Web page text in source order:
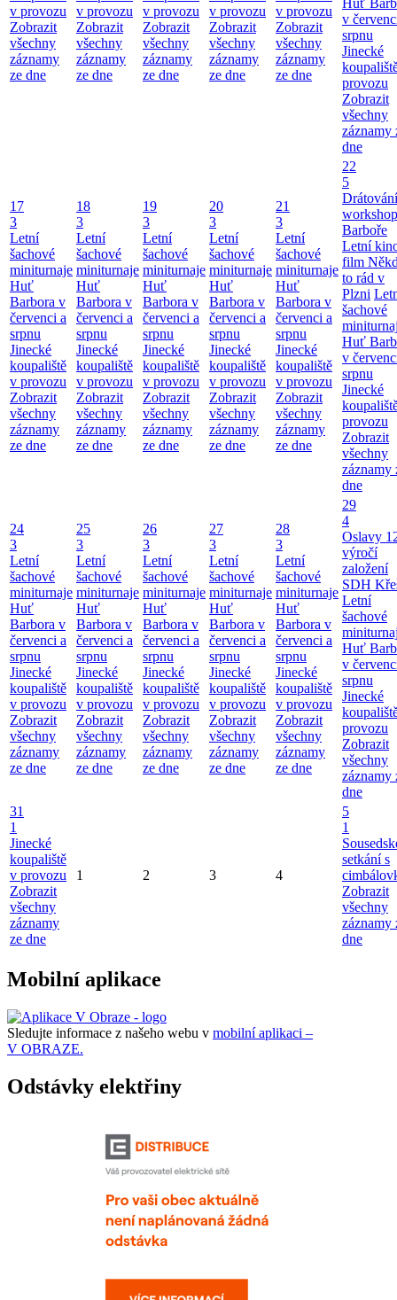
v provozu
Zobrazit
všechny
záznamy
ze dne
v provozu
Zobrazit
všechny
záznamy
ze dne
v provozu
Zobrazit
všechny
záznamy
ze dne
v provozu
Zobrazit
všechny
záznamy
ze dne
v provozu
Zobrazit
všechny
záznamy
ze dne
Huť
v
srpnu
Jinecké
provozu
Zobrazit
všechny
záznamy
dne
17
3
Letní
šachové
miniturnaje
Huť
Barbora v
červenci a
srpnu
Jinecké
koupaliště
v provozu
Zobrazit
všechny
záznamy
ze dne
18
3
Letní
šachové
miniturnaje
Huť
Barbora v
červenci a
srpnu
Jinecké
koupaliště
v provozu
Zobrazit
všechny
záznamy
ze dne
19
3
Letní
šachové
miniturnaje
Huť
Barbora v
červenci a
srpnu
Jinecké
koupaliště
v provozu
Zobrazit
všechny
záznamy
ze dne
20
3
Letní
šachové
miniturnaje
Huť
Barbora v
červenci a
srpnu
Jinecké
koupaliště
v provozu
Zobrazit
všechny
záznamy
ze dne
21
3
Letní
šachové
miniturnaje
Huť
Barbora v
červenci a
srpnu
Jinecké
koupaliště
v provozu
Zobrazit
všechny
záznamy
ze dne
22
5
Barboře
Letní
film
to rád v
Plzni
šachové
Huť
v
srpnu
Jinecké
provozu
Zobrazit
všechny
záznamy
dne
24
3
Letní
šachové
miniturnaje
Huť
Barbora v
červenci a
srpnu
Jinecké
koupaliště
v provozu
Zobrazit
všechny
záznamy
ze dne
25
3
Letní
šachové
miniturnaje
Huť
Barbora v
červenci a
srpnu
Jinecké
koupaliště
v provozu
Zobrazit
všechny
záznamy
ze dne
26
3
Letní
šachové
miniturnaje
Huť
Barbora v
červenci a
srpnu
Jinecké
koupaliště
v provozu
Zobrazit
všechny
záznamy
ze dne
27
3
Letní
šachové
miniturnaje
Huť
Barbora v
červenci a
srpnu
Jinecké
koupaliště
v provozu
Zobrazit
všechny
záznamy
ze dne
28
3
Letní
šachové
miniturnaje
Huť
Barbora v
červenci a
srpnu
Jinecké
koupaliště
v provozu
Zobrazit
všechny
záznamy
ze dne
29
4
Oslavy
výročí
založení
SDH
Letní
šachové
Huť
v
srpnu
Jinecké
provozu
Zobrazit
všechny
záznamy
dne
31
1
Jinecké
koupaliště
v provozu
Zobrazit
všechny
záznamy
ze dne
1 2 3 4
5
1
setkání s
Zobrazit
všechny
záznamy
dne
Mobilní aplikace
Sledujte informace z našeho webu v mobilní aplikaci –
V OBRAZE.
Odstávky elektřiny